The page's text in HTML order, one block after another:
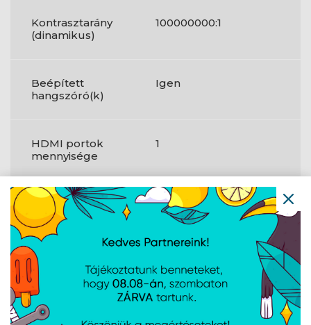
Kontrasztarány
(dinamikus)
100000000:1
Beépített
hangszóró(k)
Igen
HDMI portok
mennyisége
1
Fejhallgató
kimenetek
1
HDMI-verzió 1.4
Termék színe